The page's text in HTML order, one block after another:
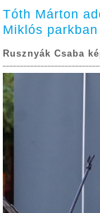
Tóth Márton
Miklós parkban
Rusznyák Csaba